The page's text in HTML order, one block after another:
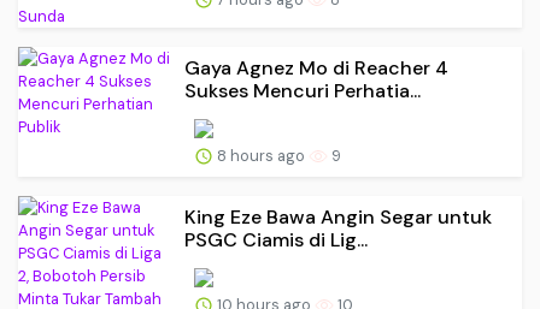
Gaya Agnez Mo di Reacher 4
Sukses Mencuri Perhatia...
8 hours ago 9
King Eze Bawa Angin Segar untuk
PSGC Ciamis di Lig...
10 hours ago 10